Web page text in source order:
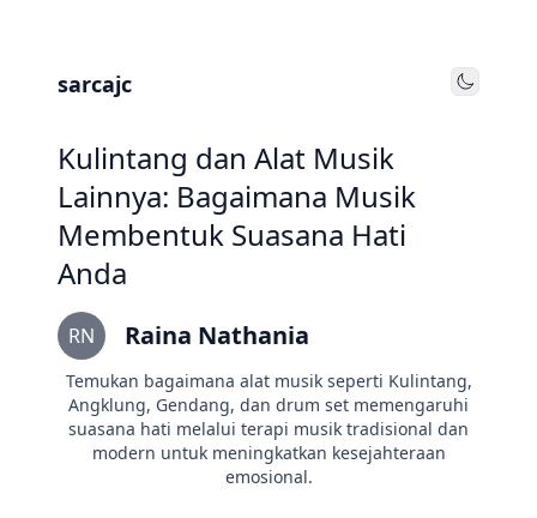
sarcajc Toggle
Kulintang dan Alat Musik
Lainnya: Bagaimana Musik
Membentuk Suasana Hati
Anda
RN Raina Nathania
Temukan bagaimana alat musik seperti Kulintang,
Angklung, Gendang, dan drum set memengaruhi
suasana hati melalui terapi musik tradisional dan
modern untuk meningkatkan kesejahteraan
emosional.